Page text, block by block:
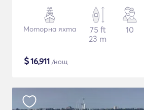
Моторна яхта
75 ft
23 m
10
$16,911 /нощ